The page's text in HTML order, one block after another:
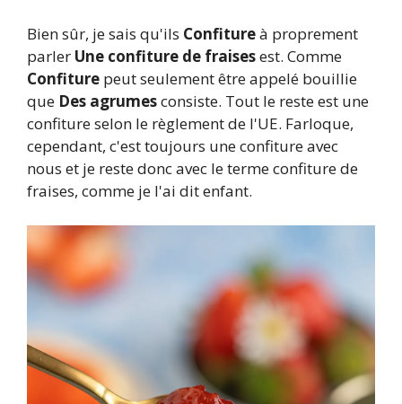
Bien sûr, je sais qu'ils Confitureà proprement
parler Une confiture de fraisesest. Comme
Confiture peut seulement être appelé bouillie
que Des agrumesconsiste. Tout le reste est une
confiture selon le règlement de l'UE. Farloque,
cependant, c'est toujours une confiture avec
nous et je reste donc avec le terme confiture de
fraises, comme je l'ai dit enfant.